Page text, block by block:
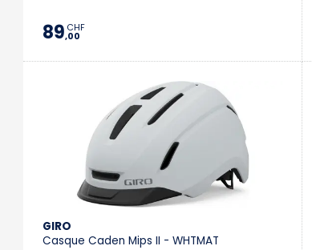
89,00
CHF
GIRO
Casque Caden Mips II - WHTMAT